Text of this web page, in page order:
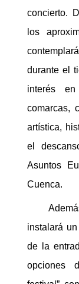
concierto.
los
durante el
interés
comarcas,
artística,
el
Asuntos
Cuenca.
instalará
de la
opciones